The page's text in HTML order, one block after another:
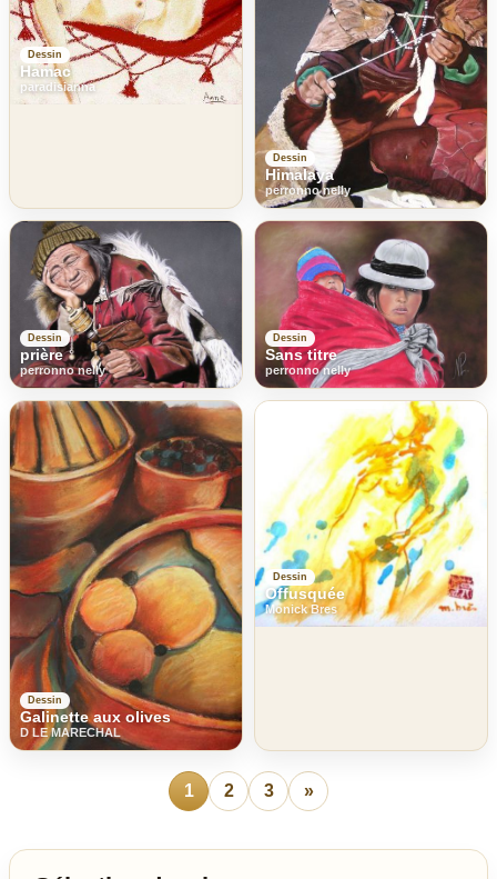
Dessin
Hamac
paradisianna
Dessin
Himalaya
perronno nelly
Dessin
prière
perronno nelly
Dessin
Sans titre
perronno nelly
Dessin
Galinette aux olives
D LE MARECHAL
Dessin
Offusquée
Monick Bres
1 2 3 »